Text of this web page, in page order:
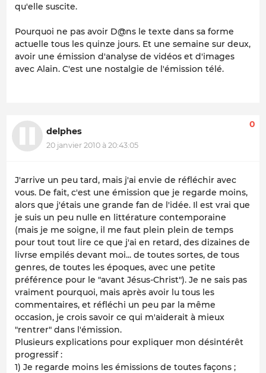
qu'elle suscite.
Pourquoi ne pas avoir D@ns le texte dans sa forme
actuelle tous les quinze jours. Et une semaine sur deux,
avoir une émission d'analyse de vidéos et d'images
avec Alain. C'est une nostalgie de l'émission télé.
delphes
20 janvier 2010 à 20:43:05
0
J'arrive un peu tard, mais j'ai envie de réfléchir avec
vous. De fait, c'est une émission que je regarde moins,
alors que j'étais une grande fan de l'idée. Il est vrai que
je suis un peu nulle en littérature contemporaine
(mais je me soigne, il me faut plein plein de temps
pour tout tout lire ce que j'ai en retard, des dizaines de
livrse empilés devant moi... de toutes sortes, de tous
genres, de toutes les époques, avec une petite
préférence pour le "avant Jésus-Christ"). Je ne sais pas
vraiment pourquoi, mais après avoir lu tous les
commentaires, et réfléchi un peu par la même
occasion, je crois savoir ce qui m'aiderait à mieux
"rentrer" dans l'émission.
Plusieurs explications pour expliquer mon désintérêt
progressif :
1) Je regarde moins les émissions de toutes façons ;